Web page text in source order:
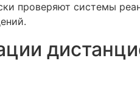
проверяют системы